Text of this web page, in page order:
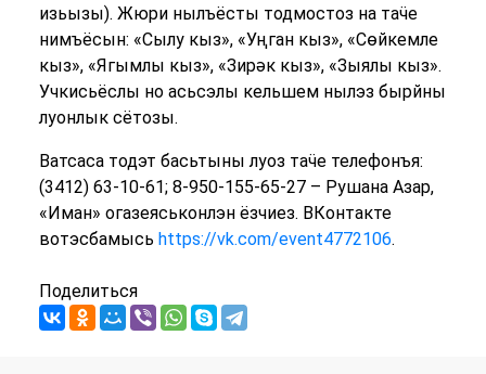
изьызы). Жюри нылъёсты тодмостоз на таӵе
нимъёсын: «Сылу кыз», «Уңган кыз», «Сөйкемле
кыз», «Ягымлы кыз», «Зирәк кыз», «Зыялы кыз».
Учкисьёслы но асьсэлы кельшем нылэз бырйны
луонлык сётозы.
Ватсаса тодэт басьтыны луоз таӵе телефонъя:
(3412) 63-10-61; 8-950-155-65-27 – Рушана Азар,
«Иман» огазеяськонлэн ёзчиез. ВКонтакте
вотэсбамысь https://vk.com/event4772106.
Поделиться